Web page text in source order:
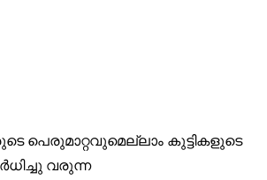
പെരുമാറ്റവുമെല്ലാം കുട്ടികളുടെ
വരുന്ന